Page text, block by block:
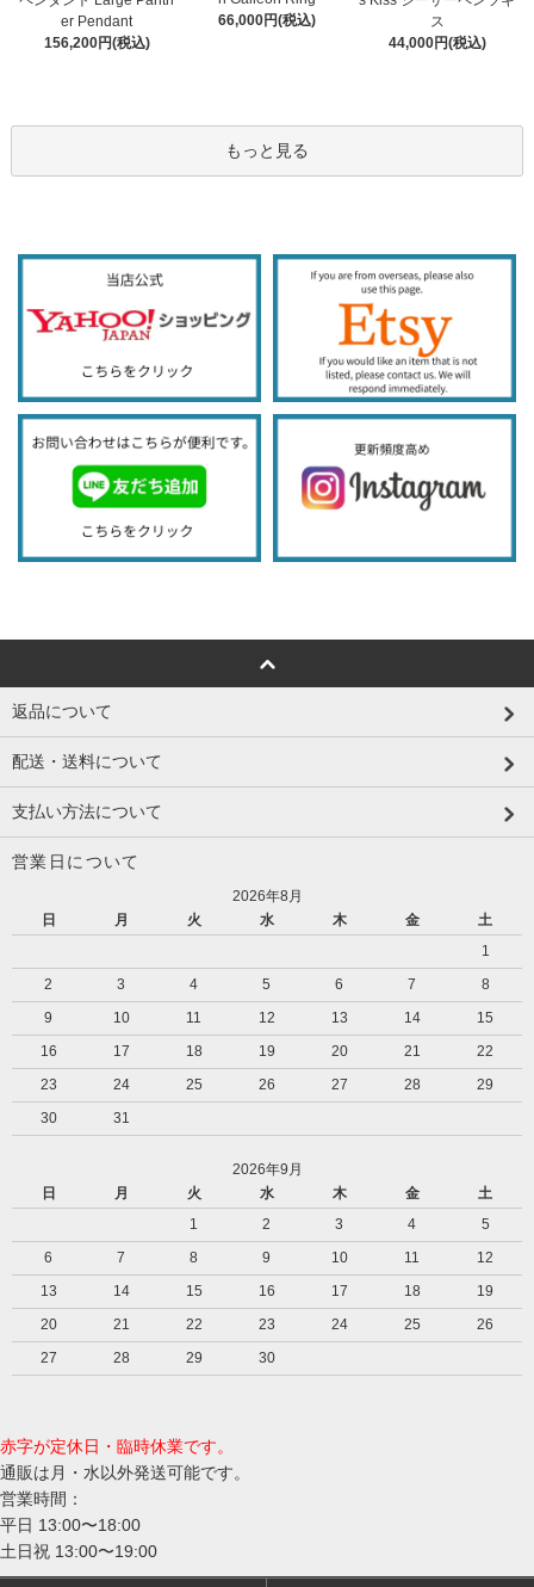
er Pendant
156,200円(税込)
66,000円(税込)
ス
44,000円(税込)
もっと見る
返品について
配送・送料について
支払い方法について
営業日について
2026年8月
日
月 火 水 木 金
土
1
2
3 4 5 6 7
8
9
10 11 12 13 14
15
16
17 18 19 20 21
22
23
24 25 26 27 28
29
30
31
2026年9月
日
月 火 水 木 金
土
1
2 3 4
5
6
7 8 9 10 11
12
13
14 15 16 17 18
19
20
21 22 23 24 25
26
27
28 29 30
赤字が定休日・臨時休業です。
通販は月・水以外発送可能です。
営業時間：
平日 13:00〜18:00
土日祝 13:00〜19:00